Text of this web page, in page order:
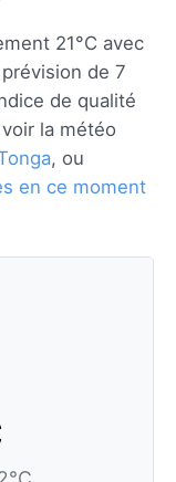
21°C avec
de 7
de qualité
la météo
, ou
en ce moment